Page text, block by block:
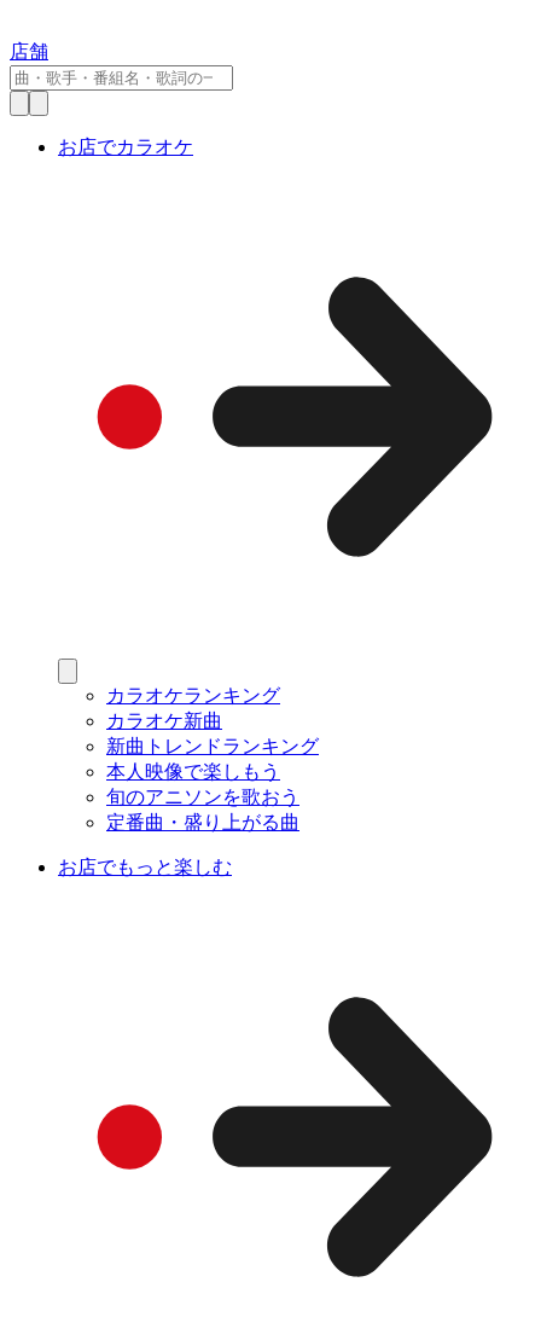
店舗
お店でカラオケ
カラオケランキング
カラオケ新曲
新曲トレンドランキング
本人映像で楽しもう
旬のアニソンを歌おう
定番曲・盛り上がる曲
お店でもっと楽しむ